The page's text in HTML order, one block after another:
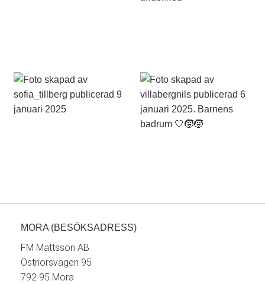
MORA (BESÖKSADRESS)
FM Mattsson AB
Östnorsvägen 95
792 95 Mora